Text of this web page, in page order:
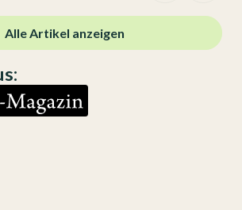
Alle Artikel anzeigen